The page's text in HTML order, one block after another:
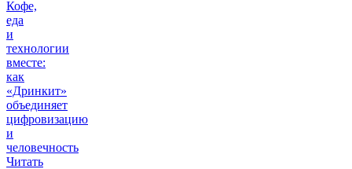
Кофе,
еда
и
технологии
вместе:
как
«Дринкит»
объединяет
цифровизацию
и
человечность
Читать